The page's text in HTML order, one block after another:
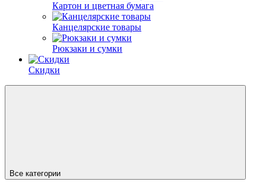
Картон и цветная бумага
Канцелярские товары
Рюкзаки и сумки
Скидки
Все категории